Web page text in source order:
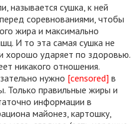
называется сушка, к ней
соревнованиями, чтобы
жира и максимально
И то эта самая сушка не
хорошо ударяет по здоровью.
никакого отношения.
нужно [censored] в
Только правильные жиры и
информации в
майонез, картошку,